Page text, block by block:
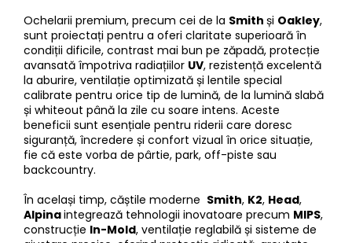
Ochelarii premium, precum cei de la Smith și Oakley,
sunt proiectați pentru a oferi claritate superioară în
condiții dificile, contrast mai bun pe zăpadă, protecție
avansată împotriva radiațiilor UV, rezistență excelentă
la aburire, ventilație optimizată și lentile special
calibrate pentru orice tip de lumină, de la lumină slabă
și whiteout până la zile cu soare intens. Aceste
beneficii sunt esențiale pentru riderii care doresc
siguranță, încredere și confort vizual în orice situație,
fie că este vorba de pârtie, park, off-piste sau
backcountry.
În același timp, căștile moderne Smith, K2, Head,
Alpinaintegrează tehnologii inovatoare precum MIPS,
construcție In-Mold, ventilație reglabilă și sisteme de